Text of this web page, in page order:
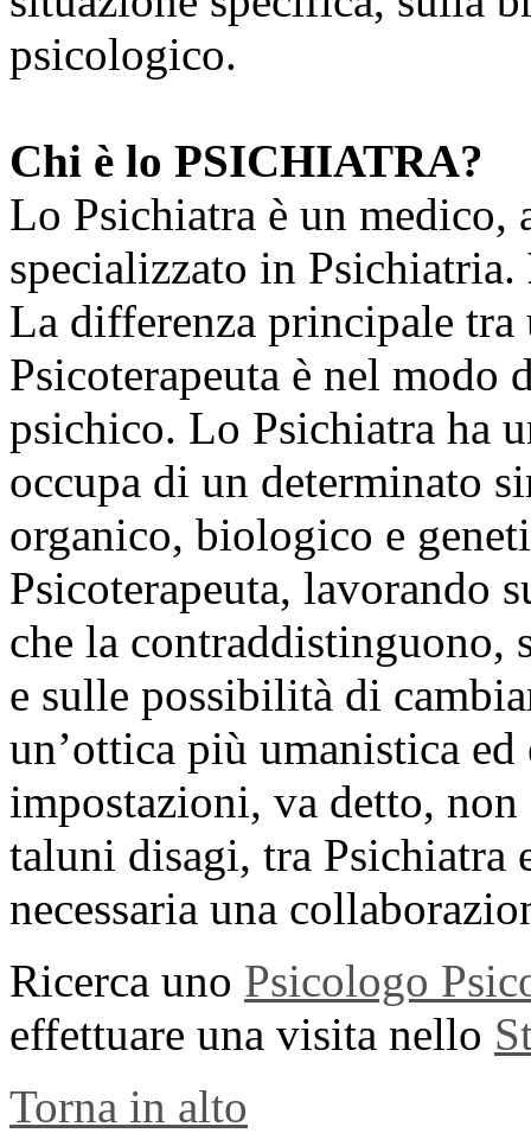
psicologico.
Chi è lo PSICHIATRA?
Lo Psichiatra è un
specializzato in Psichiatria.
La differenza principale
Psicoterapeuta è nel
psichico. Lo Psichiatra ha
occupa di un determinato
organico, biologico e
Psicoterapeuta, lavorando
che la contraddistinguono,
e sulle possibilità di
un’ottica più umanistica ed
impostazioni, va detto,
taluni disagi, tra Psichiatra
necessaria una
Ricerca uno Psicologo
effettuare una visita nello
Torna in alto